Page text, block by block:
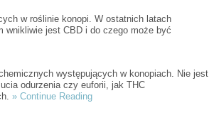
w roślinie konopi. W ostatnich latach
wnikliwie jest CBD i do czego może być
występujących w konopiach. Nie jest
odurzenia czy euforii, jak THC
» Continue Reading